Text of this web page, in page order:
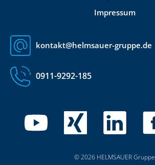
Impressum
kontakt@helmsauer-gruppe.de
0911-9292-185
© 2026 HELMSAUER Gruppe